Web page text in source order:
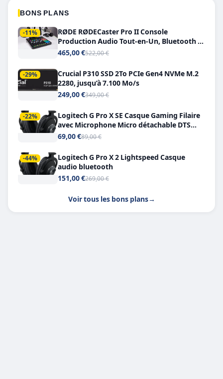
BONS PLANS
-11%
RØDE RØDECaster Pro II Console
Production Audio Tout-en-Un, Bluetooth et
Double USB-C
465,00 €522,00 €
-29%
Crucial P310 SSD 2To PCIe Gen4 NVMe M.2
2280, jusqu’à 7.100 Mo/s
249,00 €349,00 €
-22%
Logitech G Pro X SE Casque Gaming Filaire
avec Microphone Micro détachable DTS
Headphone X 7.1
69,00 €89,00 €
-44%
Logitech G Pro X 2 Lightspeed Casque
audio bluetooth
151,00 €269,00 €
Voir tous les bons plans→